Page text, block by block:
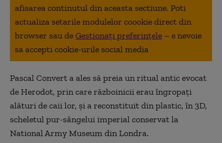
afisarea continutul din aceasta sectiune. Poti
actualiza setarile modulelor coookie direct din
browser sau deGestionați preferințele – e nevoie
sa accepti cookie-urile social media
Pascal Convert a ales să preia un ritual antic evocat
de Herodot, prin care războinicii erau îngropaţi
alături de caii lor, şi a reconstituit din plastic, în 3D,
scheletul pur-sângelui imperial conservat la
National Army Museum din Londra.